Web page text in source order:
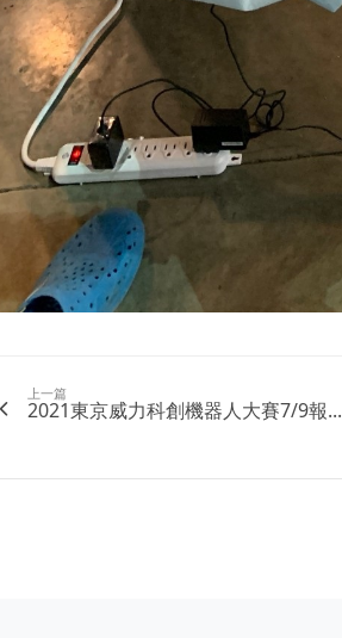
上一篇
2021東京威力科創機器人大賽7/9報...